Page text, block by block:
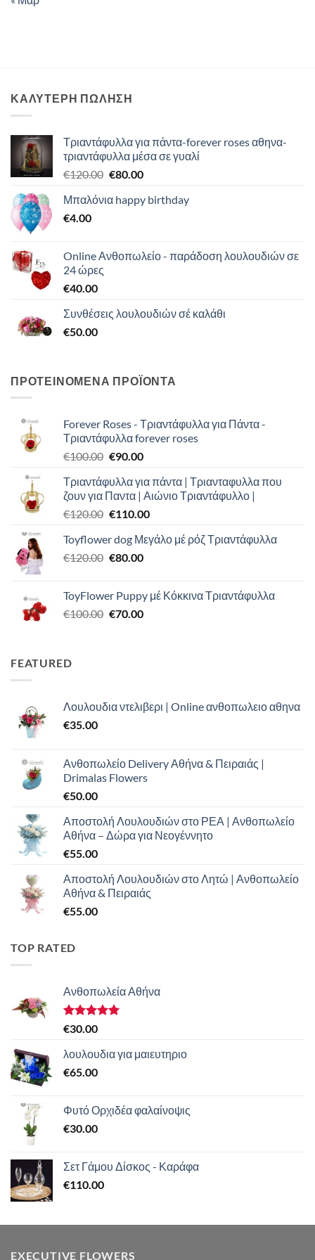
ΚΑΛΥΤΕΡΗ ΠΩΛΗΣΗ
Τριαντάφυλλα για πάντα-forever roses αθηνα-
τριαντάφυλλα μέσα σε γυαλί
€120.00 Original
was:
€80.00Η
τιμή
Μπαλόνια happy birthday
€4.00
Online Ανθοπωλείο - παράδοση λουλουδιών σε
24 ώρες
€40.00
Συνθέσεις λουλουδιών σέ καλάθι
€50.00
ΠΡΟΤΕΙΝΟΜΕΝΑ ΠΡΟΪΟΝΤΑ
Forever Roses - Τριαντάφυλλα για Πάντα -
Τριαντάφυλλα forever roses
€100.00 Original
was:
€100.00.
€90.00Η
τιμή
είναι:
€90.00.
Τριαντάφυλλα για πάντα | Τριανταφυλλα που
ζουν για Παντα | Αιώνιο Τριαντάφυλλο |
€120.00 Original
was:
€120.00.
€110.00Η
τιμή
Toyflower dog Μεγάλο μέ ρόζ Τριαντάφυλλα
€120.00 Original
€120.00.
€80.00Η
είναι:
€80.00.
ToyFlower Puppy μέ Κόκκινα Τριαντάφυλλα
€100.00 Original
€70.00Η
FEATURED
Λουλουδια ντελιβερι | Online ανθοπωλειο αθηνα
€35.00
Ανθοπωλείο Delivery Αθήνα & Πειραιάς |
Drimalas Flowers
€50.00
Αποστολή Λουλουδιών στο ΡΕΑ | Ανθοπωλείο
Αθήνα – Δώρα για Νεογέννητο
€55.00
Αποστολή Λουλουδιών στο Λητώ | Ανθοπωλείο
Αθήνα & Πειραιάς
€55.00
TOP RATED
Ανθοπωλεία Αθήνα
Βαθμολογήθηκε
από 5
€30.00
λουλουδια για μαιευτηριο
€65.00
Φυτό Ορχιδέα φαλαίνοψις
€30.00
Σετ Γάμου Δίσκος - Καράφα
€110.00
EXECUTIVE FLOWERS